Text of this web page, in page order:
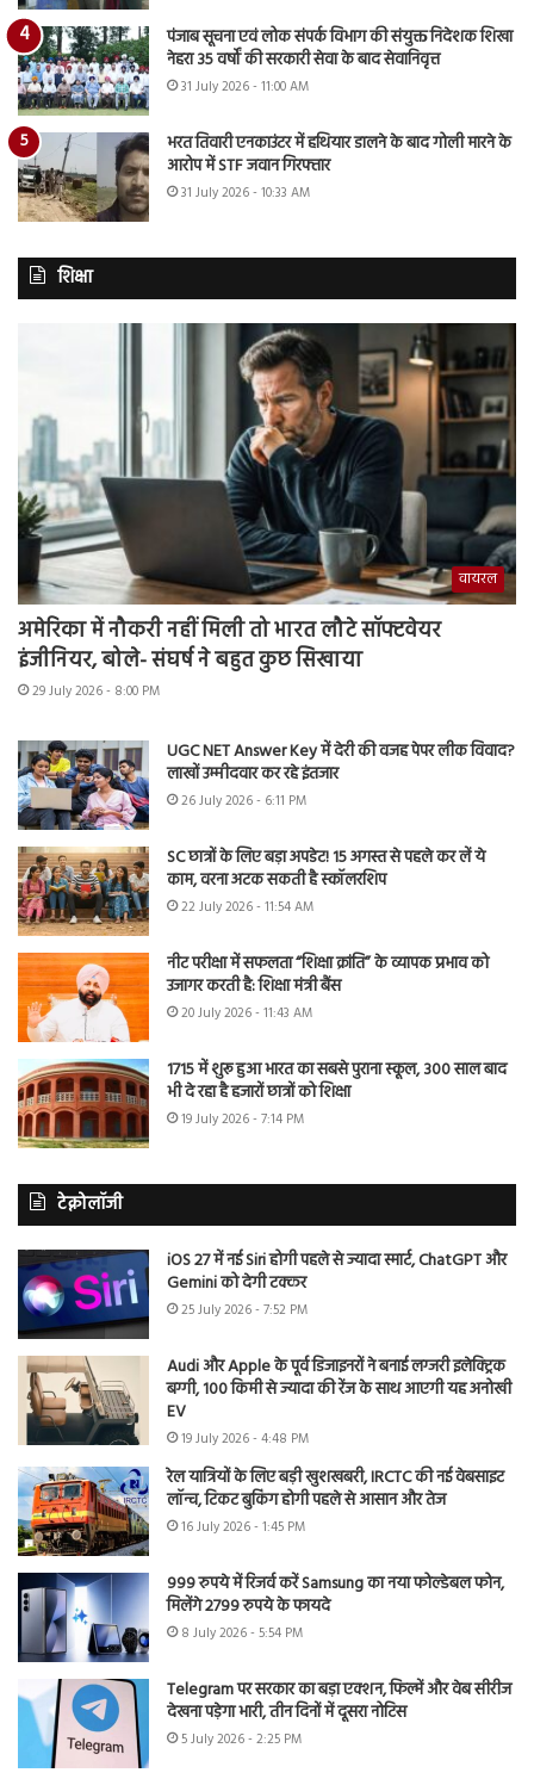
पंजाब सूचना एवं लोक संपर्क विभाग की संयुक्त निदेशक शिखा
नेहरा 35 वर्षों की सरकारी सेवा के बाद सेवानिवृत्त
31 July 2026 - 11:00 AM
भरत तिवारी एनकाउंटर में हथियार डालने के बाद गोली मारने के
आरोप में STF जवान गिरफ्तार
31 July 2026 - 10:33 AM
शिक्षा
वायरल
अमेरिका में नौकरी नहीं मिली तो भारत लौटे सॉफ्टवेयर
इंजीनियर, बोले- संघर्ष ने बहुत कुछ सिखाया
29 July 2026 - 8:00 PM
UGC NET Answer Key में देरी की वजह पेपर लीक विवाद?
लाखों उम्मीदवार कर रहे इंतजार
26 July 2026 - 6:11 PM
SC छात्रों के लिए बड़ा अपडेट! 15 अगस्त से पहले कर लें ये
काम, वरना अटक सकती है स्कॉलरशिप
22 July 2026 - 11:54 AM
नीट परीक्षा में सफलता “शिक्षा क्रांति” के व्यापक प्रभाव को
उजागर करती है: शिक्षा मंत्री बैंस
20 July 2026 - 11:43 AM
1715 में शुरू हुआ भारत का सबसे पुराना स्कूल, 300 साल बाद
भी दे रहा है हजारों छात्रों को शिक्षा
19 July 2026 - 7:14 PM
टेक्नोलॉजी
iOS 27 में नई Siri होगी पहले से ज्यादा स्मार्ट, ChatGPT और
Gemini को देगी टक्कर
25 July 2026 - 7:52 PM
Audi और Apple के पूर्व डिजाइनरों ने बनाई लग्जरी इलेक्ट्रिक
बग्गी, 100 किमी से ज्यादा की रेंज के साथ आएगी यह अनोखी
EV
19 July 2026 - 4:48 PM
रेल यात्रियों के लिए बड़ी खुशखबरी, IRCTC की नई वेबसाइट
लॉन्च, टिकट बुकिंग होगी पहले से आसान और तेज
16 July 2026 - 1:45 PM
999 रुपये में रिजर्व करें Samsung का नया फोल्डेबल फोन,
मिलेंगे 2799 रुपये के फायदे
8 July 2026 - 5:54 PM
Telegram पर सरकार का बड़ा एक्शन, फिल्में और वेब सीरीज
देखना पड़ेगा भारी, तीन दिनों में दूसरा नोटिस
5 July 2026 - 2:25 PM